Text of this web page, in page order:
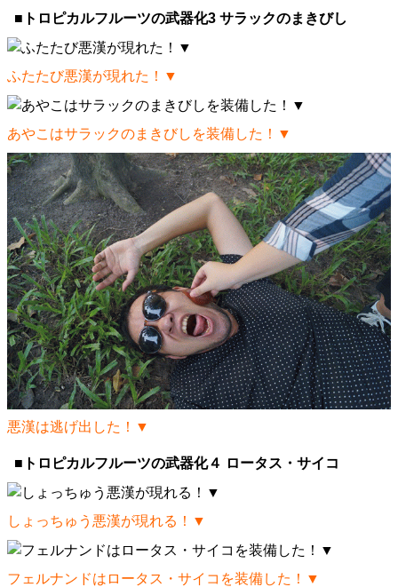
■トロピカルフルーツの武器化3 サラックのまきびし
ふたたび悪漢が現れた！▼
あやこはサラックのまきびしを装備した！▼
悪漢は逃げ出した！▼
■トロピカルフルーツの武器化４ ロータス・サイコ
しょっちゅう悪漢が現れる！▼
フェルナンドはロータス・サイコを装備した！▼